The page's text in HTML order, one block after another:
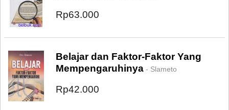
Rp63.000
Belajar dan Faktor-Faktor Yang
Mempengaruhinya - Slameto
Rp42.000